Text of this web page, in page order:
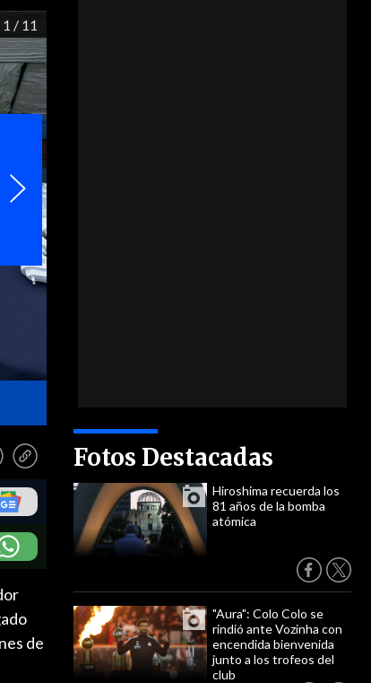
1 / 11
Fotos Destacadas
Hiroshima recuerda los
81 años de la bomba
atómica
"Aura": Colo Colo se
rindió ante Vozinha con
encendida bienvenida
junto a los trofeos del
club
de